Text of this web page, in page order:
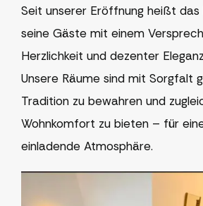
Seit unserer Eröffnung heißt
seine Gäste mit einem
Herzlichkeit und dezenter
Unsere Räume sind mit Sorgfalt
Tradition zu bewahren und
Wohnkomfort zu bieten – für
einladende Atmosphäre.